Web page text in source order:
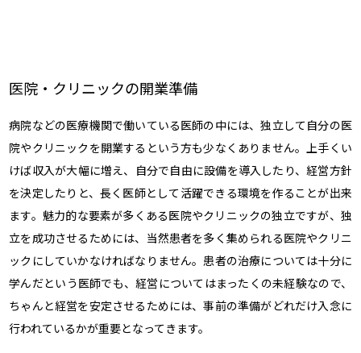
医院・クリニックの開業準備
病院などの医療機関で働いている医師の中には、独立して自分の医
院やクリニックを開業するという方も少なくありません。上手くい
けば収入が大幅に増え、自分で自由に設備を導入したり、経営方針
を決定したりと、長く医師として活躍できる環境を作ることが出来
ます。魅力的な要素が多くある医院やクリニックの独立ですが、独
立を成功させるためには、当然患者を多く集められる医院やクリニ
ックにしていかなければなりません。患者の治療については十分に
学んだという医師でも、経営についてはまったくの未経験なので、
ちゃんと経営を安定させるためには、事前の準備がどれだけ入念に
行われているかが重要となってきます。